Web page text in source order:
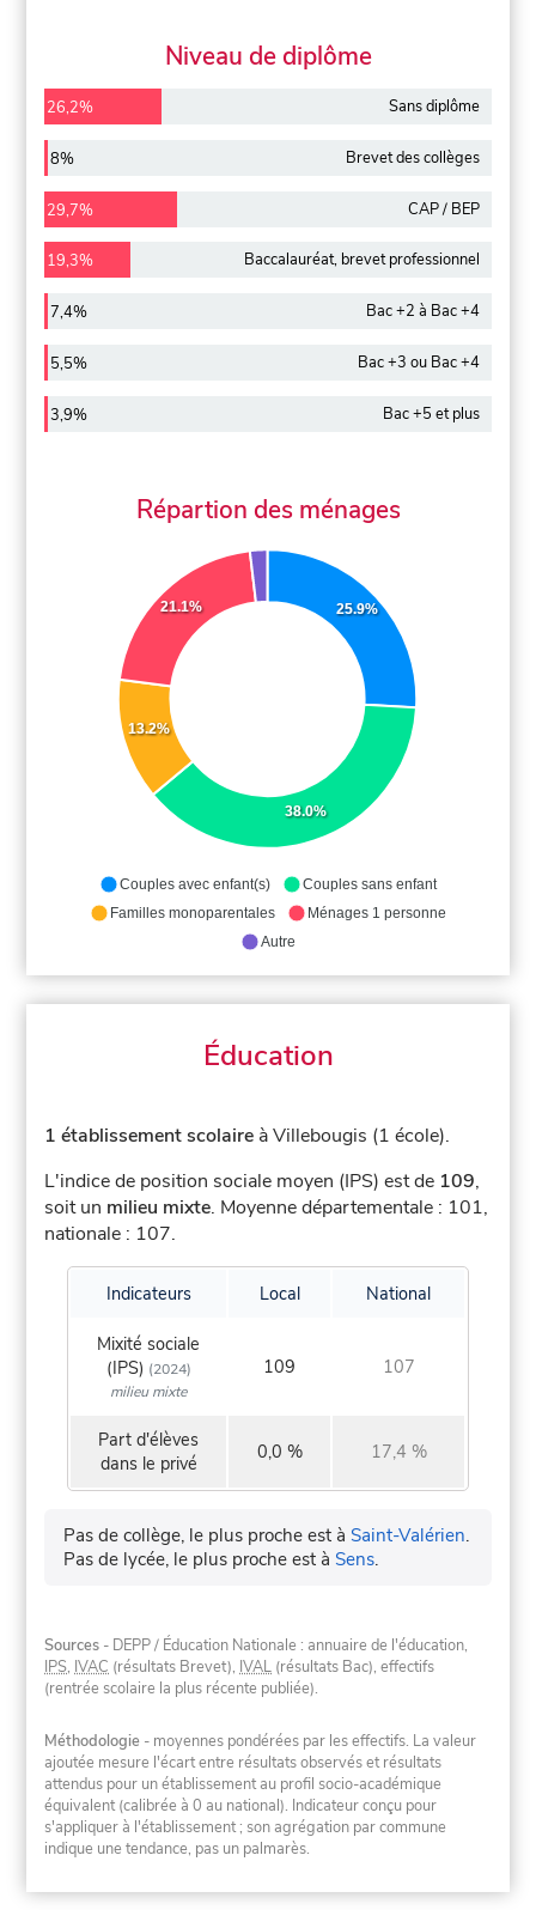
Niveau de diplôme
26,2% Sans diplôme
8% Brevet des collèges
29,7% CAP / BEP
19,3% Baccalauréat, brevet professionnel
7,4% Bac +2 à Bac +4
5,5% Bac +3 ou Bac +4
3,9% Bac +5 et plus
Répartion des ménages
25.9%
38.0%
13.2%
21.1%
Couples avec enfant(s)
Couples sans enfant
Familles monoparentales
Ménages 1 personne
Autre
Éducation
1 établissement scolaire à Villebougis (1 école).
L'indice de position sociale moyen (IPS) est de 109,
soit un milieu mixte. Moyenne départementale : 101,
nationale : 107.
Indicateurs Local National
Mixité sociale
(IPS) (2024)
milieu mixte
109 107
Part d'élèves
dans le privé
0,0 % 17,4 %
Pas de collège, le plus proche est àSaint-Valérien.
Pas de lycée, le plus proche est àSens.
Sources - DEPP / Éducation Nationale : annuaire de l'éducation,
IPS, IVAC (résultats Brevet), IVAL (résultats Bac), effectifs
(rentrée scolaire la plus récente publiée).
Méthodologie - moyennes pondérées par les effectifs. La valeur
ajoutée mesure l'écart entre résultats observés et résultats
attendus pour un établissement au profil socio-académique
équivalent (calibrée à 0 au national). Indicateur conçu pour
s'appliquer à l'établissement ; son agrégation par commune
indique une tendance, pas un palmarès.